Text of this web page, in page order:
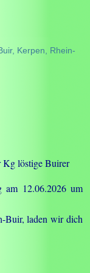
Kerpen, Rhein-
löstige Buirer
am 12.06.2026 um
Buir, laden wir dich